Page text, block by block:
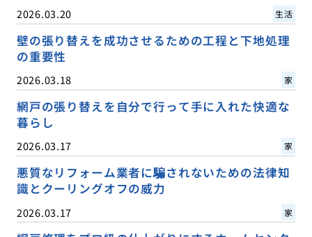
2026.03.20 生活
壁の張り替えを成功させるための工程と下地処理
の重要性
2026.03.18 家
網戸の張り替えを自分で行って手に入れた快適な
暮らし
2026.03.17 家
悪質なリフォーム業者に騙されないための法律知
識とクーリングオフの威力
2026.03.17 家